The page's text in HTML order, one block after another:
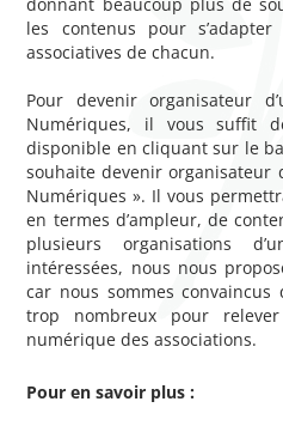
les contenus pour
associatives de chacun.
Pour devenir organisateur
Numériques, il vous suffit
disponible en cliquant sur le
souhaite devenir organisateur
Numériques ». Il vous
en termes d’ampleur, de
plusieurs organisations
intéressées, nous nous
car nous sommes
trop nombreux pour
numérique des associations.
Pour en savoir plus :